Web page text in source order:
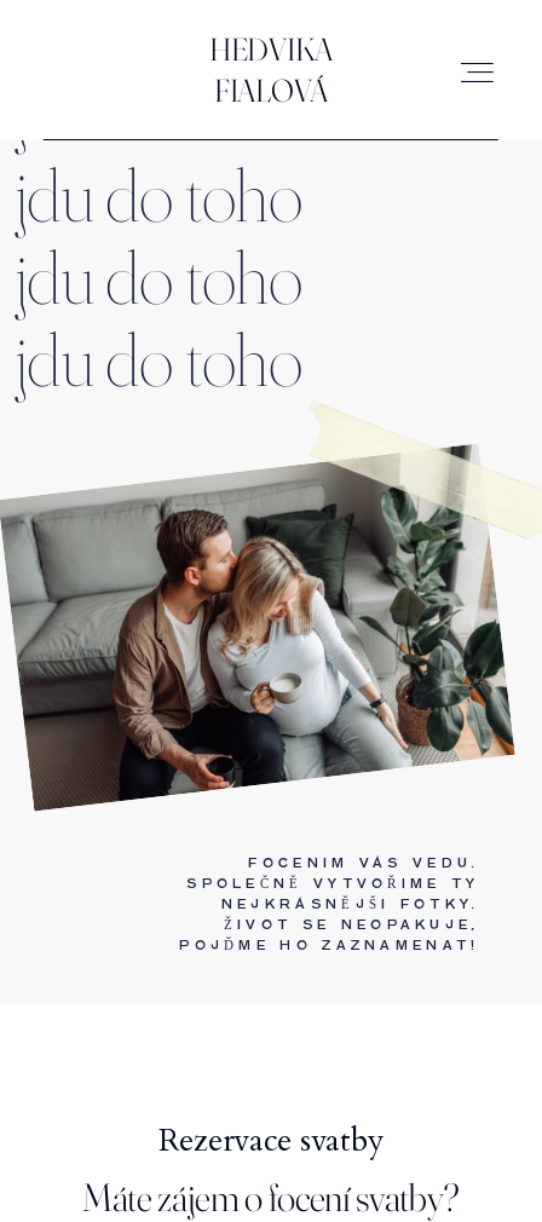
HEDVIKA
FIALOVÁ
HEDVIKA FIALOVÁ
SVATBY
BRAND & BUSINESS
INFO
jdu do toho
jdu do toho
jdu do toho
jdu do toho
FOCENÍM VÁS VEDU.
SPOLEČNĚ VYTVOŘÍME TY
NEJKRÁSNĚJŠÍ FOTKY.
ŽIVOT SE NEOPAKUJE,
POJĎME HO ZAZNAMENAT!
Rezervace svatby
Máte zájem o focení svatby?